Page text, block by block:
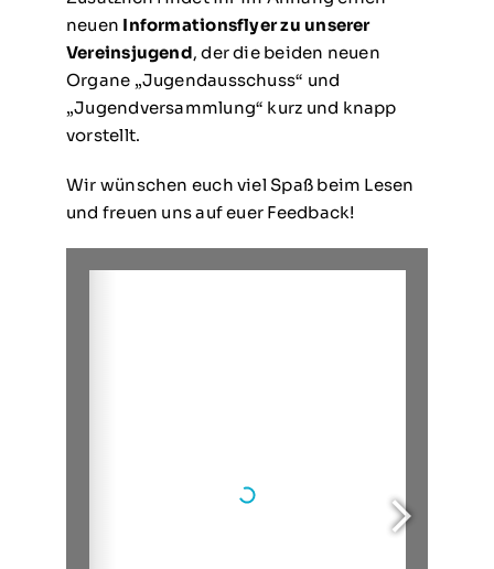
neuen Informationsflyer zu unserer
Vereinsjugend, der die beiden neuen
Organe „Jugendausschuss“ und
„Jugendversammlung“ kurz und knapp
vorstellt.
Wir wünschen euch viel Spaß beim Lesen
und freuen uns auf euer Feedback!